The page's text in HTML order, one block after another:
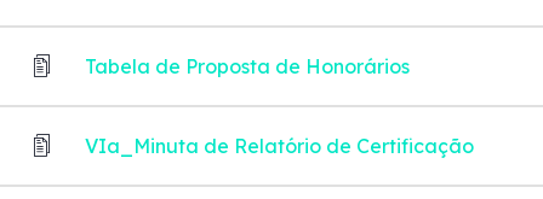
Tabela de Proposta de Honorários
VIa_Minuta de Relatório de Certificação